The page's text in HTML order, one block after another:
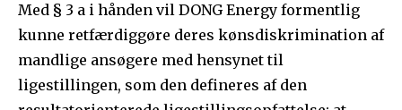
Med § 3 a i hånden vil DONG Energy formentlig
kunne retfærdiggøre deres kønsdiskrimination af
mandlige ansøgere med hensynet til
ligestillingen, som den defineres af den